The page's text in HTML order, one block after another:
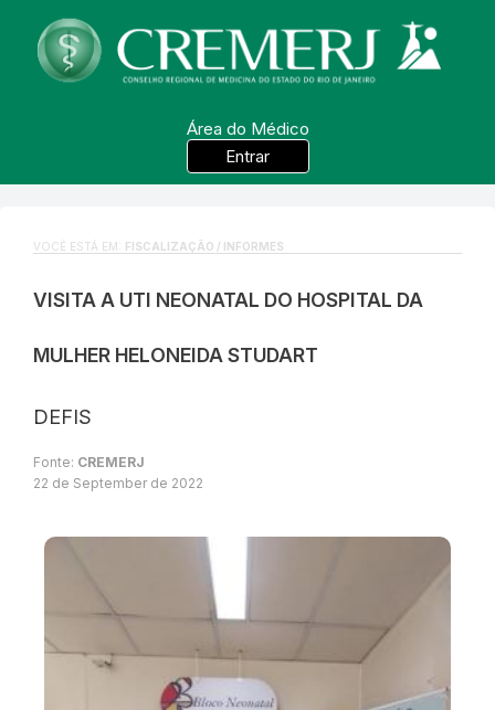
Área do Médico
Entrar
VOCÊ ESTÁ EM: FISCALIZAÇÃO / INFORMES
VISITA A UTI NEONATAL DO HOSPITAL DA
MULHER HELONEIDA STUDART
DEFIS
Fonte: CREMERJ
22 de September de 2022